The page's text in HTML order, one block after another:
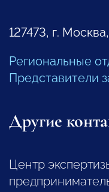
127473, г.
Региональные
Представители
Другие
Центр